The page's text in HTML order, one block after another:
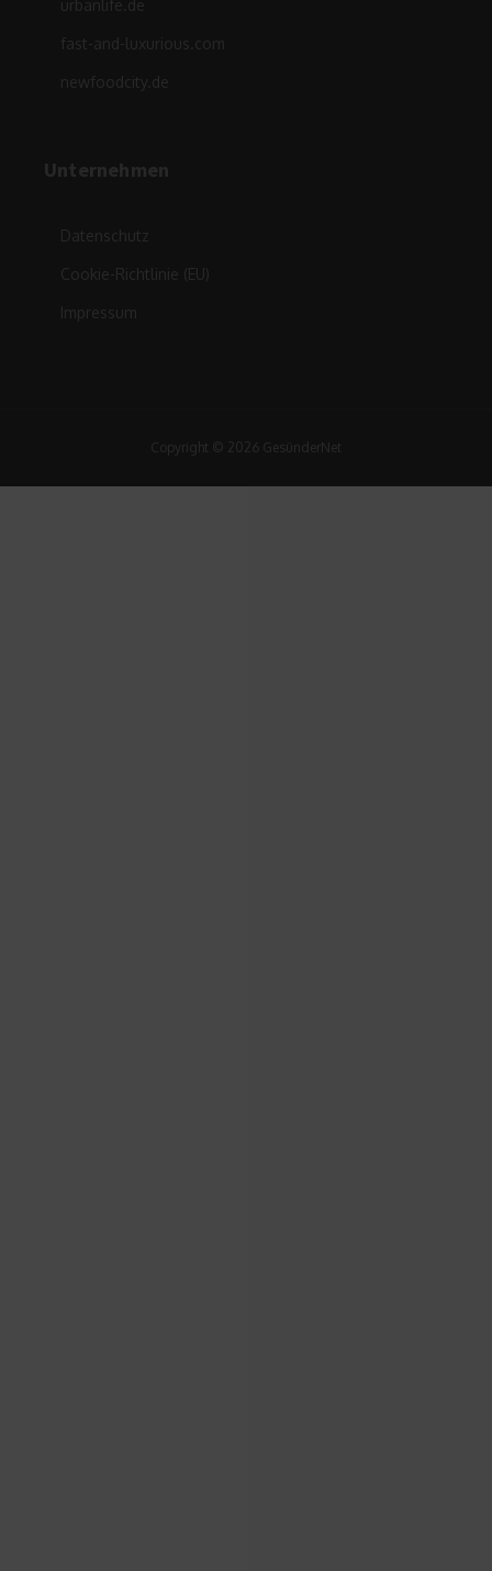
urbanlife.de
fast-and-luxurious.com
newfoodcity.de
Unternehmen
Datenschutz
Cookie-Richtlinie (EU)
Impressum
Copyright © 2026 GesünderNet